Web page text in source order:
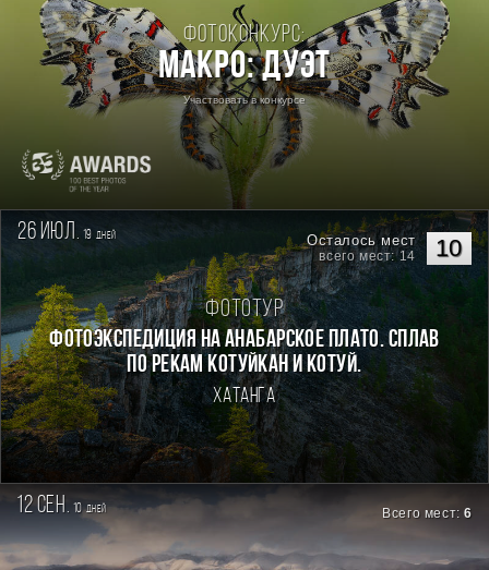
Фотоконкурс:
Макро: Дуэт
Участвовать в конкурсе
26 июл. 19 дней 10
Осталось мест
всего мест: 14
Фототур
Фотоэкспедиция на Анабарское плато. Сплав
по рекам Котуйкан и Котуй.
Хатанга
12 сен. 10дней Всего мест:6